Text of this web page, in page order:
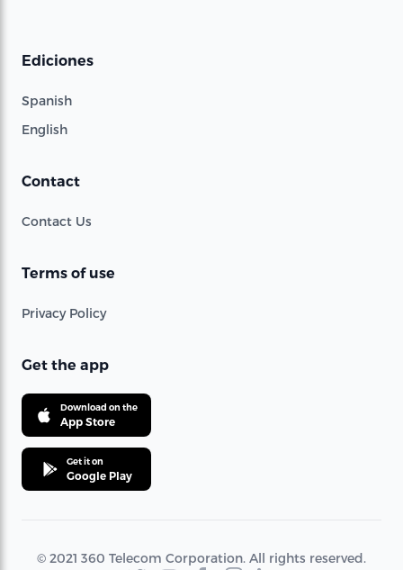
Ediciones
Spanish
English
Contact
Contact Us
Terms of use
Privacy Policy
Get the app
Download on the
App Store
Get it on
Google Play
© 2021 360 Telecom Corporation. All rights reserved.